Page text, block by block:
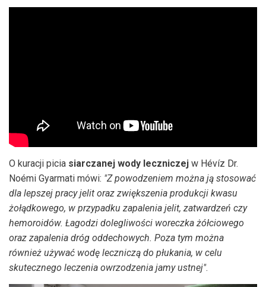
O kuracji picia siarczanej wody leczniczej w Hévíz Dr.
Noémi Gyarmati mówi: "Z powodzeniem można ją stosować
dla lepszej pracy jelit oraz zwiększenia produkcji kwasu
żołądkowego, w przypadku zapalenia jelit, zatwardzeń czy
hemoroidów. Łagodzi dolegliwości woreczka żółciowego
oraz zapalenia dróg oddechowych. Poza tym można
również używać wodę leczniczą do płukania, w celu
skutecznego leczenia owrzodzenia jamy ustnej".